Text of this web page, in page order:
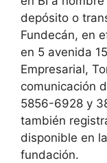
depósito o
Fundecán, en
en 5 avenida
Empresarial,
comunicación
5856-6928 y
también
disponible en
fundación.